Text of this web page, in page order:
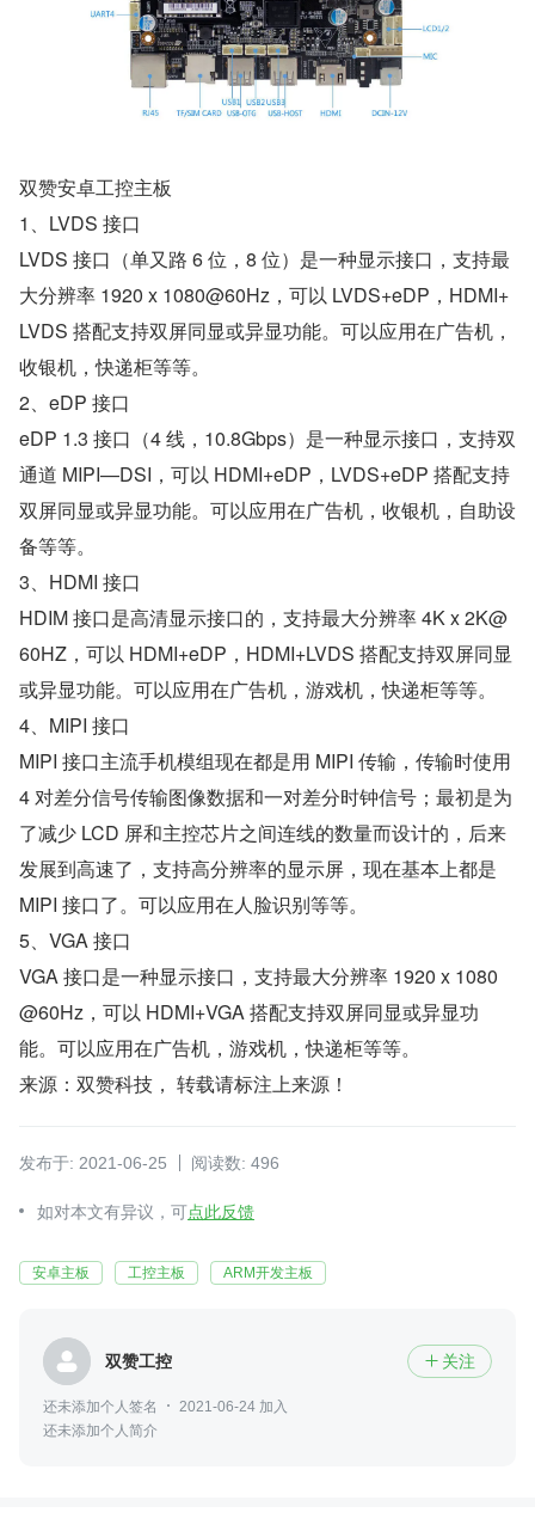
双赞安卓工控主板
1、LVDS 接口
LVDS 接口（单又路 6 位，8 位）是一种显示接口，支持最
大分辨率 1920 x 1080@60Hz，可以 LVDS+eDP，HDMI+
LVDS 搭配支持双屏同显或异显功能。可以应用在广告机，
收银机，快递柜等等。
2、eDP 接口
eDP 1.3 接口（4 线，10.8Gbps）是一种显示接口，支持双
通道 MIPI—DSI，可以 HDMI+eDP，LVDS+eDP 搭配支持
双屏同显或异显功能。可以应用在广告机，收银机，自助设
备等等。
3、HDMI 接口
HDIM 接口是高清显示接口的，支持最大分辨率 4K x 2K@
60HZ，可以 HDMI+eDP，HDMI+LVDS 搭配支持双屏同显
或异显功能。可以应用在广告机，游戏机，快递柜等等。
4、MIPI 接口
MIPI 接口主流手机模组现在都是用 MIPI 传输，传输时使用
4 对差分信号传输图像数据和一对差分时钟信号；最初是为
了减少 LCD 屏和主控芯片之间连线的数量而设计的，后来
发展到高速了，支持高分辨率的显示屏，现在基本上都是
MIPI 接口了。可以应用在人脸识别等等。
5、VGA 接口
VGA 接口是一种显示接口，支持最大分辨率 1920 x 1080
@60Hz，可以 HDMI+VGA 搭配支持双屏同显或异显功
能。可以应用在广告机，游戏机，快递柜等等。
来源：双赞科技， 转载请标注上来源！
发布于: 2021-06-25 阅读数: 496
如对本文有异议，可点此反馈
安卓主板 工控主板 ARM开发主板
双赞工控  关注
还未添加个人签名
2021-06-24 加入
还未添加个人简介